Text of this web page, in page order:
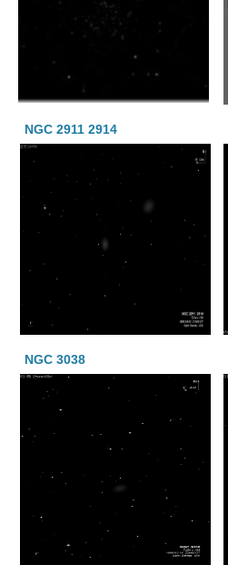
NGC 2911 2914
NGC 3038